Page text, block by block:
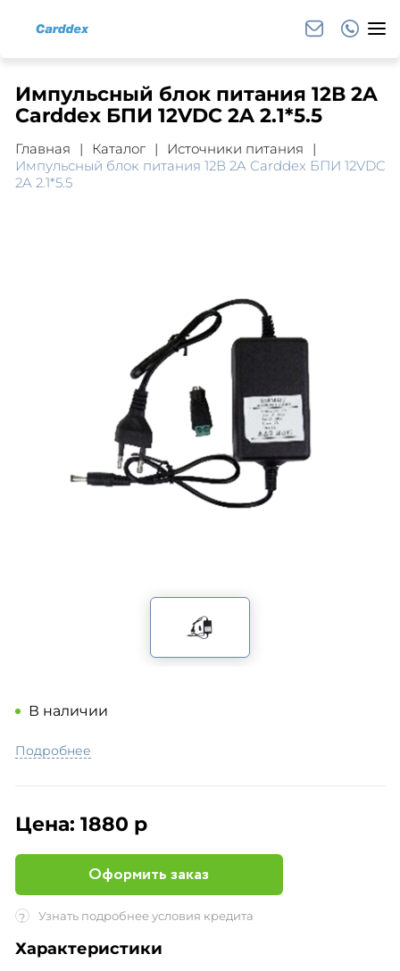
Импульсный блок питания 12В 2A
Carddex БПИ 12VDC 2A 2.1*5.5
Главная Каталог
Источники питания
Импульсный блок питания 12В 2A Carddex БПИ 12VDC
2A 2.1*5.5
В наличии
Подробнее
Цена: 1880 р
Оформить заказ
? Узнать подробнее условия кредита
Характеристики